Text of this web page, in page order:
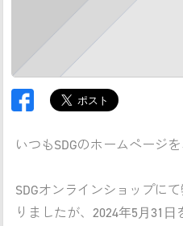
いつもSDGのホームページ
SDGオンラインショップに
りましたが、2024年5月31